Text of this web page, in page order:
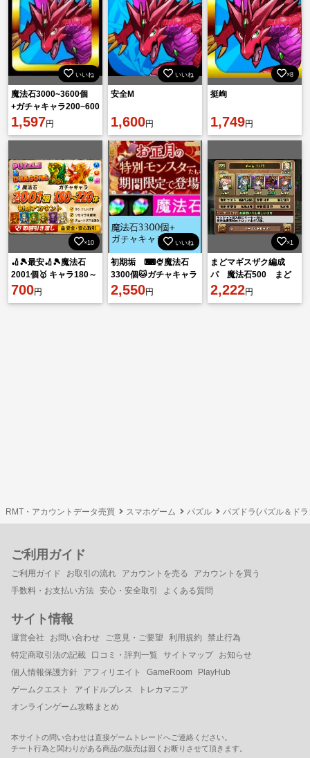
いいね
魔法石3000~3600個
+ガチャキャラ200~600
体+素材+他 初期垢
1,597円
いいね
安全M
1,600円
×8
挺峋
1,749円
×10
🏏🎾最安🏏🎾魔法石
2001個🥇 キャラ180～
220体🏏🎾即対応🏏🎾
700円
いいね
初期垢 ⌨🍨魔法石
3300個🐱ガチャキャラ
200体⌨🍨素材+その
2,550円
×1
まどマギスザク編成
パ 魔法石500 まど
か☆マギカ、コードギ
アスコラボコンプ
2,222円
RMT・アカウントデータ売買 スマホゲーム パズル パズドラ(パズル＆ド
ご利用ガイド
ご利用ガイド お取引の流れ アカウントを売る
アカウントを買う
手数料・お支払い方法 安心・安全取引 よくある質問
サイト情報
運営会社 お問い合わせ ご意見・ご要望 利用規約
禁止行為
特定商取引法の記載
口コミ・評判一覧 サイトマップ
お知らせ
個人情報保護方針
アフィリエイト GameRoom
PlayHub
ゲームクエスト
アイドルプレス
トレカマニア
オンラインゲーム攻略まとめ
本サイトの問い合わせは直接ゲームトレードへご連絡ください。
チート行為と関わりがある商品の販売は固くお断りさせて頂きます。